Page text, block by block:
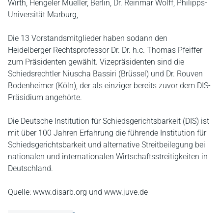
Wirth, Hengeler Mueller, Berlin, Dr. Reinmar Wolff, Philipps-
Universität Marburg,
Die 13 Vorstandsmitglieder haben sodann den
Heidelberger Rechtsprofessor Dr. Dr. h.c. Thomas Pfeiffer
zum Präsidenten gewählt. Vizepräsidenten sind die
Schiedsrechtler Niuscha Bassiri (Brüssel) und Dr. Rouven
Bodenheimer (Köln), der als einziger bereits zuvor dem DIS-
Präsidium angehörte.
Die Deutsche Institution für Schiedsgerichtsbarkeit (DIS) ist
mit über 100 Jahren Erfahrung die führende Institution für
Schiedsgerichtsbarkeit und alternative Streitbeilegung bei
nationalen und internationalen Wirtschaftsstreitigkeiten in
Deutschland.
Quelle: www.disarb.org und www.juve.de